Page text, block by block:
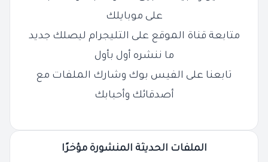
على موبايلك
متابعة قناة الموقع على التليجرام ليصلك جديد
ما ننشره أول بأول
تابعنا على الفيس بوك وشارك الملفات مع
أصدقائك وأحبابك
الملفات الحديثة المنشورة مؤخرًا